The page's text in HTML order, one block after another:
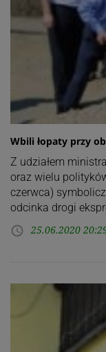
Wbili łopaty przy
Z udziałem
oraz wielu
czerwca)
odcinka drogi
access_time 25.06.2020